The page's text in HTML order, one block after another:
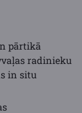
pārtikā
radinieku
in situ